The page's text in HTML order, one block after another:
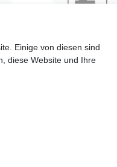
Einige von diesen sind
diese Website und Ihre